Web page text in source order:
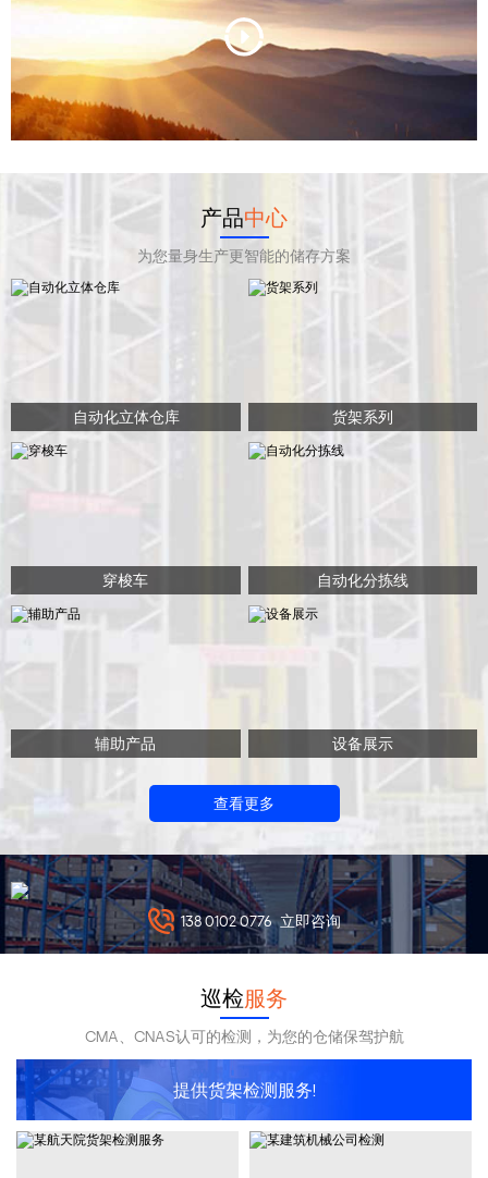
产品中心
为您量身生产更智能的储存方案
自动化立体仓库 货架系列
穿梭车 自动化分拣线
辅助产品 设备展示
查看更多
138 0102 0776 立即咨询
巡检服务
CMA、CNAS认可的检测，为您的仓储保驾护航
提供货架检测服务!